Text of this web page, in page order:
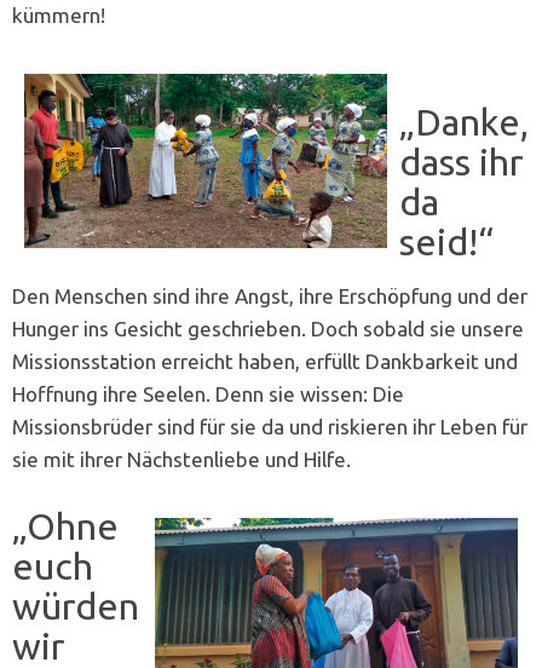
kümmern!
„Danke,
dass ihr
da
seid!“
Den Menschen sind ihre Angst, ihre Erschöpfung und der
Hunger ins Gesicht geschrieben. Doch sobald sie unsere
Missionsstation erreicht haben, erfüllt Dankbarkeit und
Hoffnung ihre Seelen. Denn sie wissen: Die
Missionsbrüder sind für sie da und riskieren ihr Leben für
sie mit ihrer Nächstenliebe und Hilfe.
„Ohne
euch
würden
wir